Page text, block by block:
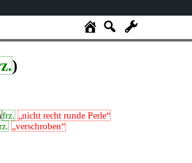
)
frz. „nicht recht runde Perle“
„verschroben“